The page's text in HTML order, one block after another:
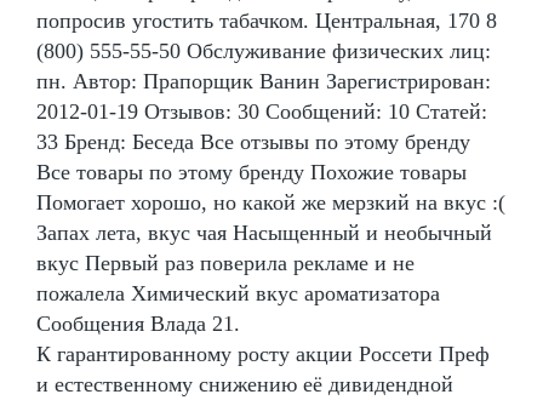
попросив угостить табачком. Центральная, 170 8
(800) 555-55-50 Обслуживание физических лиц:
пн. Автор: Прапорщик Ванин Зарегистрирован:
2012-01-19 Отзывов: 30 Сообщений: 10 Статей:
33 Бренд: Беседа Все отзывы по этому бренду
Все товары по этому бренду Похожие товары
Помогает хорошо, но какой же мерзкий на вкус :(
Запах лета, вкус чая Насыщенный и необычный
вкус Первый раз поверила рекламе и не
пожалела Химический вкус ароматизатора
Сообщения Влада 21.
К гарантированному росту акции Россети Преф
и естественному снижению её дивидендной